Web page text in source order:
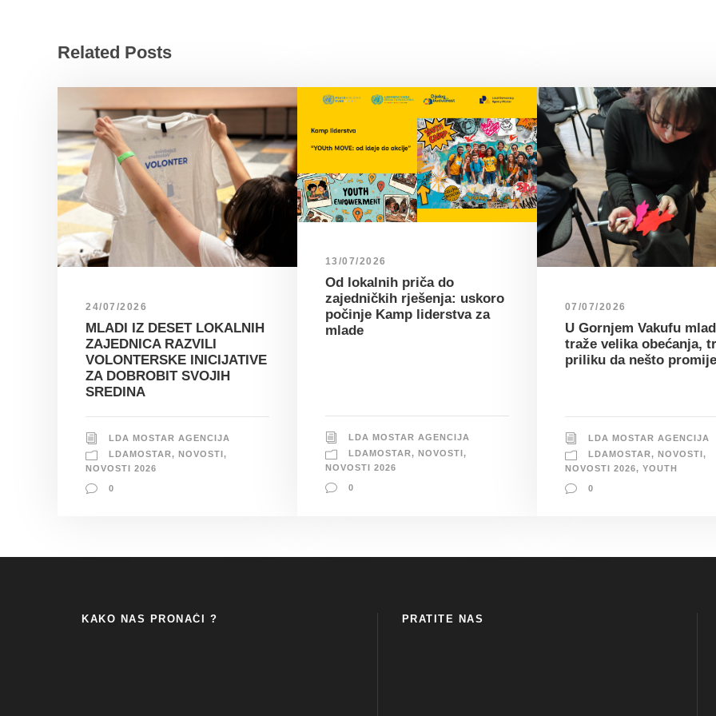
Related Posts
24/07/2026
MLADI IZ DESET LOKALNIH
ZAJEDNICA RAZVILI
VOLONTERSKE INICIJATIVE
ZA DOBROBIT SVOJIH
SREDINA
LDA MOSTAR AGENCIJA
LDAMOSTAR, NOVOSTI,
NOVOSTI 2026
0
13/07/2026
Od lokalnih priča do
zajedničkih rješenja: uskoro
počinje Kamp liderstva za
mlade
LDA MOSTAR AGENCIJA
LDAMOSTAR, NOVOSTI ,
NOVOSTI 2026
0
07/07/2026
U Gornjem Vakufu
traže velika obećanja,
priliku da nešto
LDA MOSTAR AGENCIJA
LDAMOSTAR, NOVOSTI,
NOVOSTI 2026, YOUTH
0
KAKO NAS PRONAĆI ? PRATITE NAS